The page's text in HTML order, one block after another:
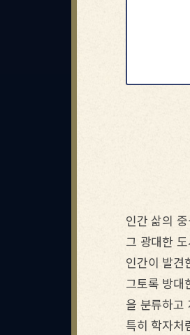
인간 삶의
그 광대한
인간이 발견
그토록 방대
을 분류하고
특히 학자처